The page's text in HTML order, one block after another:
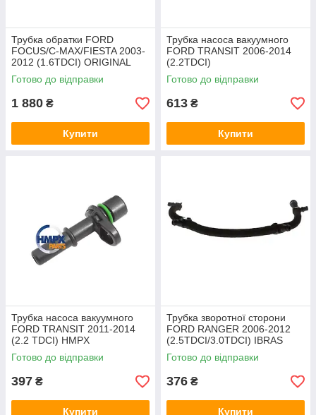
Трубка обратки FORD
FOCUS/C-MAX/FIESTA 2003-
2012 (1.6TDCI) ORIGINAL
Готово до відправки
1 880 ₴
Купити
Трубка насоса вакуумного
FORD TRANSIT 2006-2014
(2.2TDCI)
(1866608/CC112A152DB/1959
8) IBRAS
Готово до відправки
613 ₴
Купити
Трубка насоса вакуумного
FORD TRANSIT 2011-2014
(2.2 TDCI) HMPX
Готово до відправки
397 ₴
Купити
Трубка зворотної сторони
FORD RANGER 2006-2012
(2.5TDCI/3.0TDCI) IBRAS
Готово до відправки
376 ₴
Купити